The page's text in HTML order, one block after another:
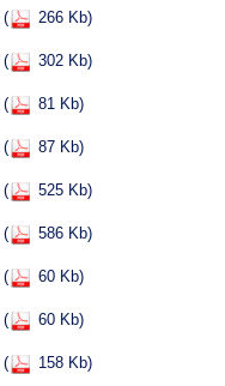
( 266 Kb)
( 302 Kb)
( 81 Kb)
( 87 Kb)
( 525 Kb)
( 586 Kb)
( 60 Kb)
( 60 Kb)
( 158 Kb)